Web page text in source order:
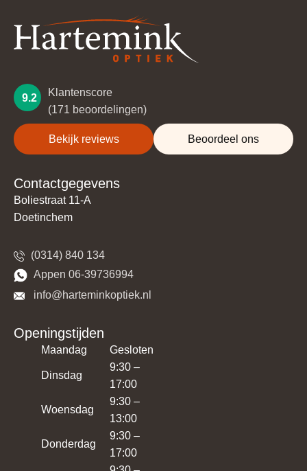
Contactgegevens
Boliestraat 11-A
Doetinchem
(0314) 840 134
​​Appen 06-39736994
​​​ info@harteminkoptiek.nl
Openingstijden
Maandag Gesloten
Dinsdag
9:30 –
17:00
Woensdag
9:30 –
13:00
Donderdag
9:30 –
17:00
9.2
Klantenscore
(171 beoordelingen)
Bekijk reviews Beoordeel ons